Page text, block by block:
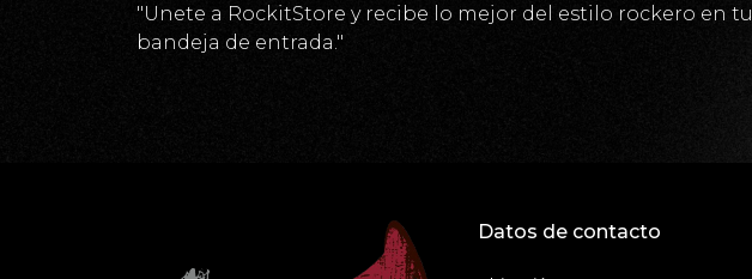
"Unete a RockitStore y recibe lo mejor del estilo rockero en tu
bandeja de entrada."
Datos de contacto